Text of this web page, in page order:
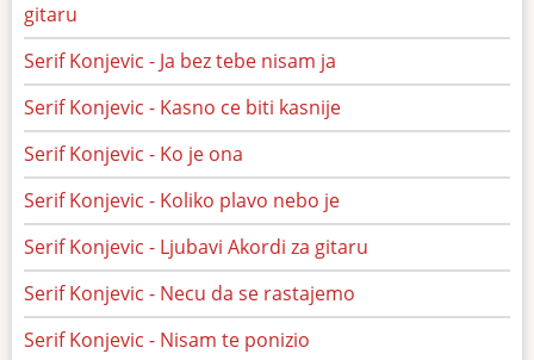
gitaru
Serif Konjevic - Ja bez tebe nisam ja
Serif Konjevic - Kasno ce biti kasnije
Serif Konjevic - Ko je ona
Serif Konjevic - Koliko plavo nebo je
Serif Konjevic - Ljubavi Akordi za gitaru
Serif Konjevic - Necu da se rastajemo
Serif Konjevic - Nisam te ponizio